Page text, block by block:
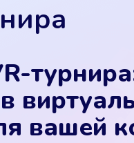
вашей